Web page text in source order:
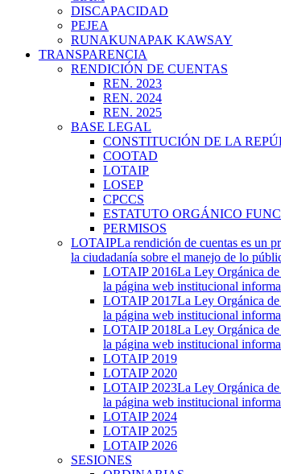
DISCAPACIDAD
PEJEA
RUNAKUNAPAK KAWSAY
TRANSPARENCIA
RENDICIÓN DE CUENTAS
REN. 2023
REN. 2024
REN. 2025
BASE LEGAL
CONSTITUCIÓN DE LA
COOTAD
LOTAIP
LOSEP
CPCCS
ESTATUTO ORGÁNICO
PERMISOS
LOTAIPLa rendición de cuentas es un
la ciudadanía sobre el manejo de lo
LOTAIP 2016La Ley Orgánica
la página web institucional
LOTAIP 2017La Ley Orgánica
la página web institucional
LOTAIP 2018La Ley Orgánica
la página web institucional
LOTAIP 2019
LOTAIP 2020
LOTAIP 2023La Ley Orgánica
la página web institucional
LOTAIP 2024
LOTAIP 2025
LOTAIP 2026
SESIONES